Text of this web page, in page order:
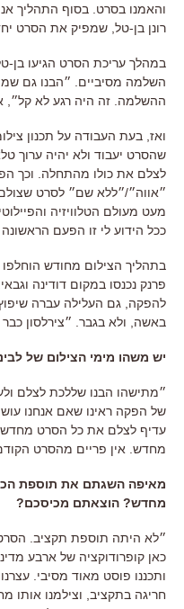
והאמנו בסרט. בסוף התהליך
רונן בן-טל, שמפיק את הסרט
במהלך עריכת הסרט הגיעו בן-
השלמה מסיביים. ״הבנו גם
ההשלמה. זה היה רגע לא קל״,
ואז, בעת העבודה על תכנון
שהסרט יעבוד ולא יהיה ערוך
לצלם את כולו מהתחלה. וכך
״אווה״/״ללא שם״ לסרט
מעט מעולם הטלוויזיה
ככל הידוע לי זו הפעם
בתהליך הצילום מחודש הוחלפו
פרנק נכנסו במקום דודינה
להפקה, גם העלילה עברה
באשה, ולא בגבר. ״צירלסון
יש משהו מימי הצילום של
״מתישהו הבנו שללכת לצלם
של הפקה ראינו שאם אנחנו
עדיף לצלם את כל הסרט מחדש.
מחדש. אין פריים מהסרט
מאיפה השגתם את תוספת
מחדש? הוצאתם מכיסכם?
״לא היתה תוספת תקציב.
כאן קופרודוקציה של ארבע
ותכננו פוסט מאוד מסיבי.
חריגה בתקציב, וצילמנו